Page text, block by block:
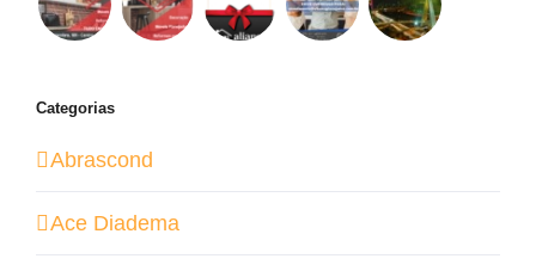
Categorias
Abrascond
Ace Diadema